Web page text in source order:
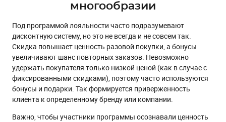
многообразии
Под программой лояльности часто подразумевают
дисконтную систему, но это не всегда и не совсем так.
Скидка повышает ценность разовой покупки, а бонусы
увеличивают шанс повторных заказов. Невозможно
удержать покупателя только низкой ценой (как в случае с
фиксированными скидками), поэтому часто используются
бонусы и подарки. Так формируется приверженность
клиента к определенному бренду или компании.
Важно, чтобы участники программы осознавали ценность